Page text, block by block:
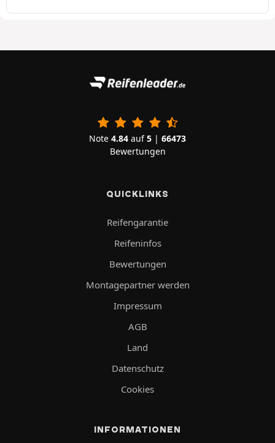
Note 4.84 auf5 | 66473
Bewertungen
QUICKLINKS
Reifengarantie
Reifeninfos
Bewertungen
Montagepartner werden
Impressum
AGB
Land
Datenschutz
Cookies
INFORMATIONEN